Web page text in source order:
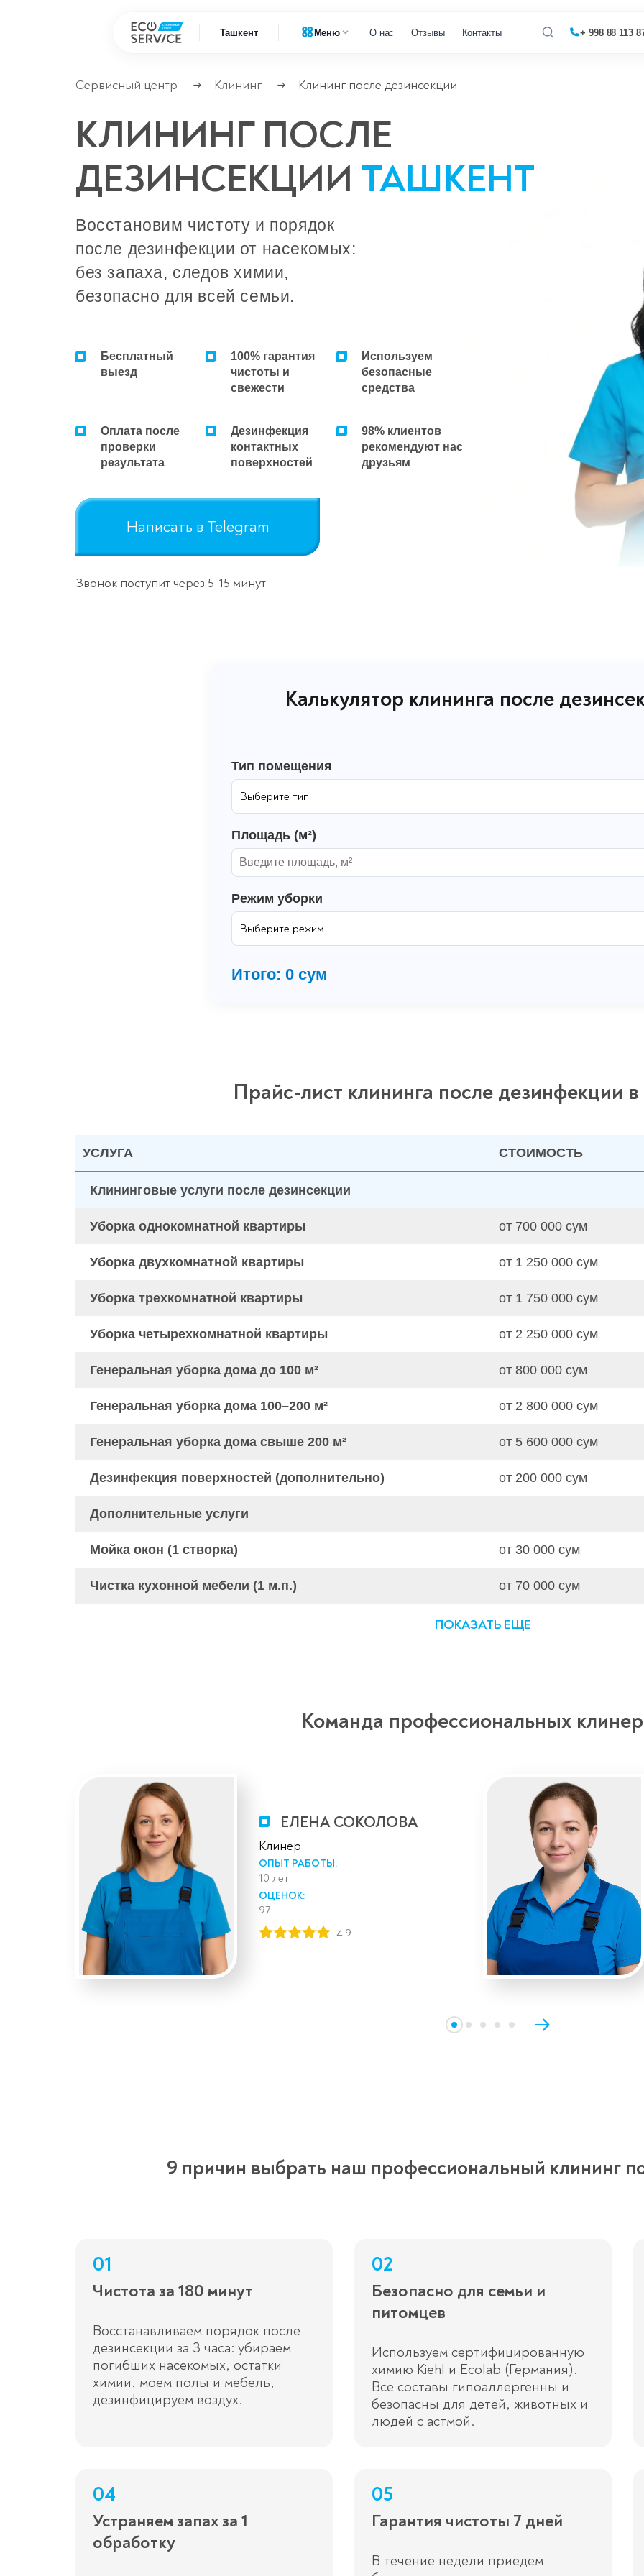
Ташкент Меню О нас Отзывы Контакты + 998 88 113
Ремонт климатической техники
Ремонт компьютерной техники
Ремонт офисной техники
Ремонт цифровой техники
Ремонт микроволновок
Ремонт парогенераторов
Ремонт пылесосов
Сервисный центр → Клининг → Клининг после дезинсекции
КЛИНИНГ ПОСЛЕ
ДЕЗИНСЕКЦИИ ТАШКЕНТ
Восстановим чистоту и порядок
после дезинфекции от насекомых:
без запаха, следов химии,
безопасно для всей семьи.
Бесплатный
выезд
100% гарантия
чистоты и
свежести
Используем
безопасные
средства
Оплата после
проверки
результата
Дезинфекция
контактных
поверхностей
98% клиентов
рекомендуют нас
друзьям
Написать в Telegram
Звонок поступит через 5-15 минут
Калькулятор клининга после
Тип помещения
Площадь (м²)
Режим уборки
Итого: 0 сум
Прайс-лист клининга после дезинфекции
УСЛУГА СТОИМОСТЬ
Клининговые услуги после дезинсекции
Уборка однокомнатной квартиры от 700 000 сум
Уборка двухкомнатной квартиры от 1 250 000 сум
Уборка трехкомнатной квартиры от 1 750 000 сум
Уборка четырехкомнатной квартиры от 2 250 000 сум
Генеральная уборка дома до 100 м² от 800 000 сум
Генеральная уборка дома 100–200 м² от 2 800 000 сум
Генеральная уборка дома свыше 200 м² от 5 600 000 сум
Дезинфекция поверхностей (дополнительно) от 200 000 сум
Дополнительные услуги
Мойка окон (1 створка) от 30 000 сум
Чистка кухонной мебели (1 м.п.) от 70 000 сум
ПОКАЗАТЬ ЕЩЕ
Команда профессиональных
ЕЛЕНА СОКОЛОВА
Клинер
ОПЫТ РАБОТЫ:
10 лет
ОЦЕНОК:
97
4,9
9 причин выбрать наш профессиональный клининг
01
Чистота за 180 минут
Восстанавливаем порядок после
дезинсекции за 3 часа: убираем
погибших насекомых, остатки
химии, моем полы и мебель,
дезинфицируем воздух.
02
Безопасно для семьи и
питомцев
Используем сертифицированную
химию Kiehl и Ecolab (Германия).
Все составы гипоаллергенны и
безопасны для детей, животных и
людей с астмой.
04
Устраняем запах за 1
обработку
05
Гарантия чистоты 7 дней
В течение недели приедем